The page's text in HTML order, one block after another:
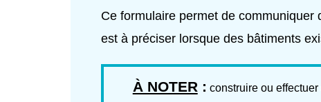
Ce formulaire permet de communiquer
est à préciser lorsque des bâtiments
À NOTER : construire ou